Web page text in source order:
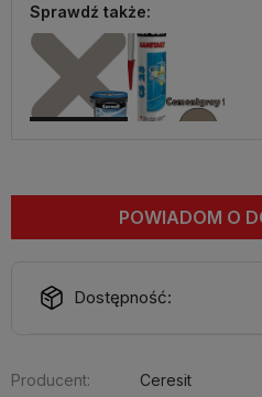
Sprawdź także:
POWIADOM O
Dostępność:
Producent:
Ceresit